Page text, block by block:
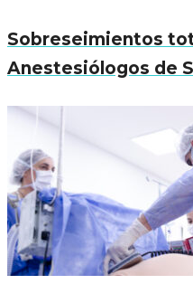
Sobreseimientos
Anestesiólogos de